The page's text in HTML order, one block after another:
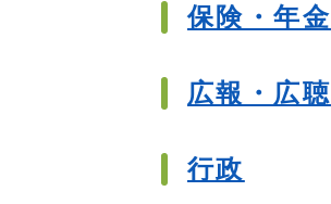
保険・年金
広報・広聴
行政